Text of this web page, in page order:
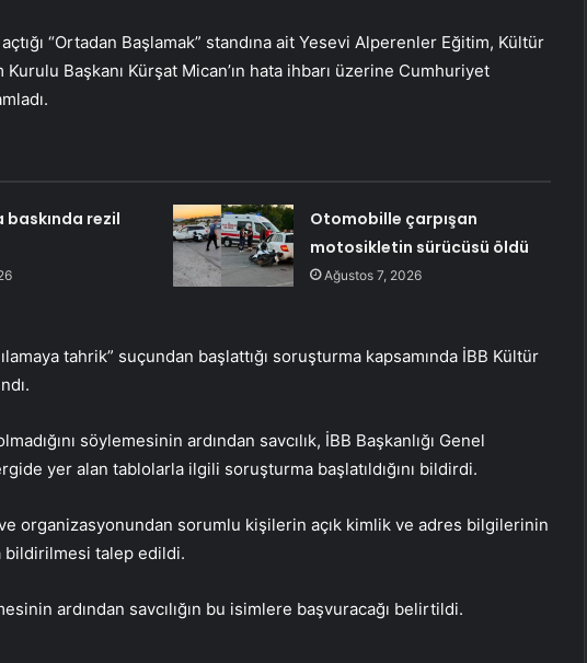
“Ortadan Başlamak” standına ait Yesevi Alperenler Eğitim, Kültür
Başkanı Kürşat Mican’ın hata ihbarı üzerine Cumhuriyet
baskında rezil
Otomobille çarpışan
motosikletin sürücüsü öldü
Ağustos 7, 2026
tahrik” suçundan başlattığı soruşturma kapsamında İBB Kültür
söylemesinin ardından savcılık, İBB Başkanlığı Genel
yer alan tablolarla ilgili soruşturma başlatıldığını bildirdi.
organizasyonundan sorumlu kişilerin açık kimlik ve adres bilgilerinin
bildirilmesi talep edildi.
ardından savcılığın bu isimlere başvuracağı belirtildi.